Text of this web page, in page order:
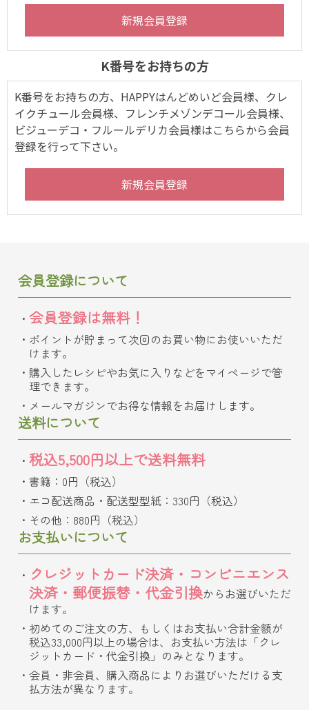
K番号をお持ちの方
K番号をお持ちの方、HAPPYはんどめいど会員様、クレ
イクチュール会員様、フレンチメゾンデコール会員様、
ビジューデコ・フルールデリカ会員様はこちらから会員
登録を行って下さい。
会員登録について
会員登録は無料！
ポイントが貯まって次回のお買い物にお使いいただ
けます。
購入したレシピやお気に入りなどをマイページで管
理できます。
メールマガジンでお得な情報をお届けします。
送料について
税込5,500円以上で送料無料
書籍：0円（税込）
エコ配送商品・配送型型紙：330円（税込）
その他：880円（税込）
お支払いについて
クレジットカード決済・コンビニエンス
決済・郵便振替・代金引換からお選びいただ
けます。
初めてのご注文の方、もしくはお支払い合計金額が
税込33,000円以上の場合は、お支払い方法は「クレ
ジットカード・代金引換」のみとなります。
会員・非会員、購入商品によりお選びいただける支
払方法が異なります。